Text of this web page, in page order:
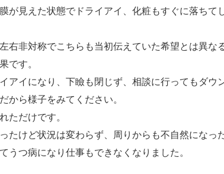
が見えた状態でドライアイ、化粧もすぐに落ちて
右非対称でこちらも当初伝えていた希望とは異な
です。
アイになり、下瞼も閉じず、相談に行ってもダウ
から様子をみてください。
ただけです。
たけど状況は変わらず、周りからも不自然になっ
うつ病になり仕事もできなくなりました。